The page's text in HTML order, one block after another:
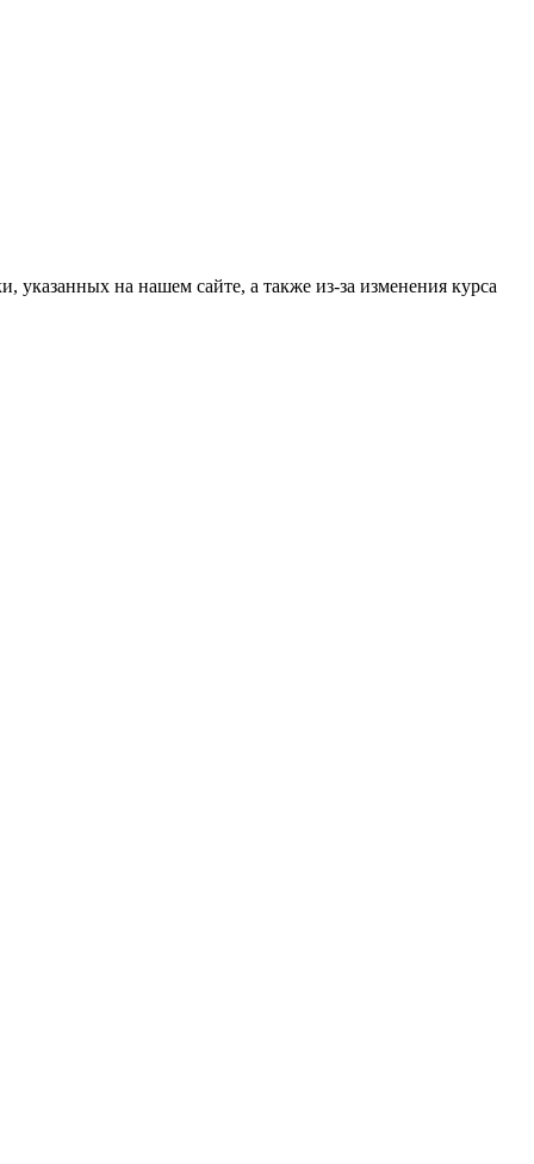
указанных на нашем сайте, а также из-за изменения курса